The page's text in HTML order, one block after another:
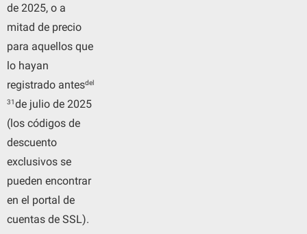
de 2025, o a
mitad de precio
para aquellos que
lo hayan
registrado antesdel
31de julio de 2025
(los códigos de
descuento
exclusivos se
pueden encontrar
en el portal de
cuentas de SSL).